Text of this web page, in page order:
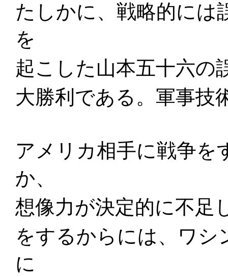
たしかに、戦略的には
を
起こした山本五十六の
大勝利である。軍事技
アメリカ相手に戦争を
か、
想像力が決定的に不足
をするからには、ワシ
に